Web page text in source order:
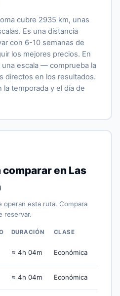
cubre 2935 km, unas
Es una distancia
con 6-10 semanas de
los mejores precios. En
una escala — comprueba la
directos en los resultados.
la temporada y el día de
en Las
operan esta ruta. Compara
reservar.
DURACIÓN CLASE
≈ 4h 04m Económica
≈ 4h 04m Económica